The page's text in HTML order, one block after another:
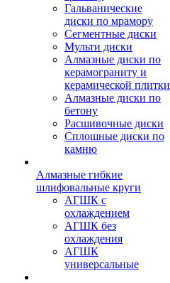
Гальванические
диски по мрамору
Сегментные диски
Мульти диски
Алмазные диски по
керамограниту и
керамической плитки
Алмазные диски по
бетону
Расшивочные диски
Сплошные диски по
камню
Алмазные гибкие
шлифовальные круги
АГШК с
охлаждением
АГШК без
охлаждения
АГШК
универсальные